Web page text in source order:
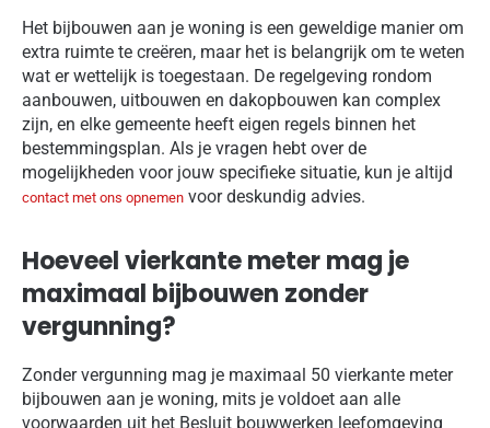
Het bijbouwen aan je woning is een geweldige manier om
extra ruimte te creëren, maar het is belangrijk om te weten
wat er wettelijk is toegestaan. De regelgeving rondom
aanbouwen, uitbouwen en dakopbouwen kan complex
zijn, en elke gemeente heeft eigen regels binnen het
bestemmingsplan. Als je vragen hebt over de
mogelijkheden voor jouw specifieke situatie, kun je altijd
contact met ons opnemen voor deskundig advies.
Hoeveel vierkante meter mag je
maximaal bijbouwen zonder
vergunning?
Zonder vergunning mag je maximaal 50 vierkante meter
bijbouwen aan je woning, mits je voldoet aan alle
voorwaarden uit het Besluit bouwwerken leefomgeving